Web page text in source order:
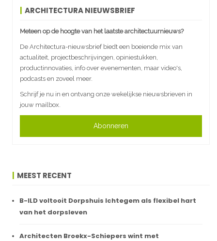
ARCHITECTURA NIEUWSBRIEF
Meteen op de hoogte van het laatste architectuurnieuws?
De Architectura-nieuwsbrief biedt een boeiende mix van
actualiteit, projectbeschrijvingen, opiniestukken,
productinnovaties, info over evenementen, maar video's,
podcasts en zoveel meer.
Schrijf je nu in en ontvang onze wekelijkse nieuwsbrieven in
jouw mailbox.
Abonneren
MEEST RECENT
B-ILD voltooit Dorpshuis Ichtegem als flexibel hart
van het dorpsleven
Architecten Broekx-Schiepers wint met